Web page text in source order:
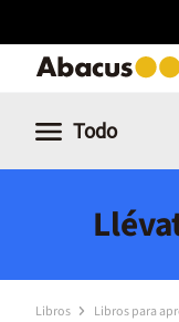
Todo
Libros Libros para